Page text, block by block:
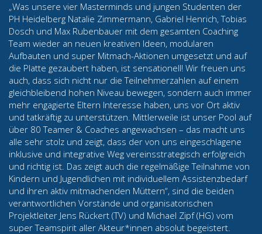
„Was unsere vier Masterminds und jungen Studenten der
PH Heidelberg Natalie Zimmermann, Gabriel Henrich, Tobias
Dosch und Max Rubenbauer mit dem gesamten Coaching
Team wieder an neuen kreativen Ideen, modularen
Aufbauten und super Mitmach-Aktionen umgesetzt und auf
die Platte gezaubert haben, ist sensationell! Wir freuen uns
auch, dass sich nicht nur die Teilnehmerzahlen auf einem
gleichbleibend hohen Niveau bewegen, sondern auch immer
mehr engagierte Eltern Interesse haben, uns vor Ort aktiv
und tatkräftig zu unterstützen. Mittlerweile ist unser Pool auf
über 80 Teamer & Coaches angewachsen – das macht uns
alle sehr stolz und zeigt, dass der von uns eingeschlagene
inklusive und integrative Weg vereinsstrategisch erfolgreich
und richtig ist. Das zeigt auch die regelmäßige Teilnahme von
Kindern und Jugendlichen mit individuellem Assistenzbedarf
und ihren aktiv mitmachenden Müttern“, sind die beiden
verantwortlichen Vorstände und organisatorischen
Projektleiter Jens Rückert (TV) und Michael Zipf (HG) vom
super Teamspirit aller Akteur*innen absolut begeistert.